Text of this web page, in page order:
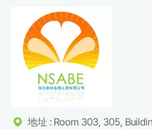
地址 : Room 303, 305,